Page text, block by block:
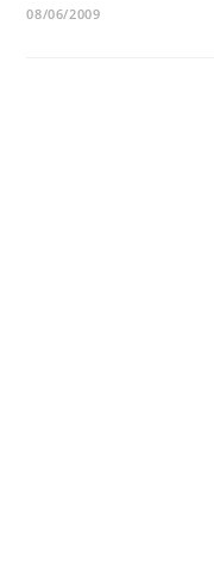
08/06/2009